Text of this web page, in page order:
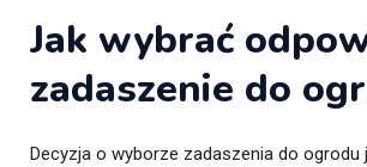
Jak wybrać
zadaszenie do
Decyzja o wyborze zadaszenia do ogrodu